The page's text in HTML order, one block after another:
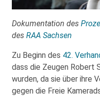
Dokumentation des
des RAA Sachsen
Zu Beginn des 42.
dass die Zeugen Robert
wurden, da sie über ihre
gegen die Freie